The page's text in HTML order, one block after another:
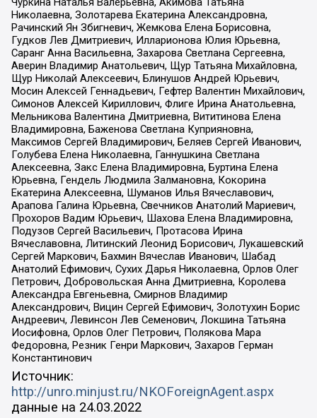
Николаевна, Золотарева Екатерина Александровна,
Рачинский Ян Збигневич, Жемкова Елена Борисовна,
Гудков Лев Дмитриевич, Илларионова Юлия Юрьевна,
Саранг Анна Васильевна, Захарова Светлана Сергеевна,
Аверин Владимир Анатольевич, Щур Татьяна Михайловна,
Щур Николай Алексеевич, Блинушов Андрей Юрьевич,
Мосин Алексей Геннадьевич, Гефтер Валентин Михайлович,
Симонов Алексей Кириллович, Флиге Ирина Анатольевна,
Мельникова Валентина Дмитриевна, Вититинова Елена
Владимировна, Баженова Светлана Куприяновна,
Максимов Сергей Владимирович, Беляев Сергей Иванович,
Голубева Елена Николаевна, Ганнушкина Светлана
Алексеевна, Закс Елена Владимировна, Буртина Елена
Юрьевна, Гендель Людмила Залмановна, Кокорина
Екатерина Алексеевна, Шуманов Илья Вячеславович,
Арапова Галина Юрьевна, Свечников Анатолий Мариевич,
Прохоров Вадим Юрьевич, Шахова Елена Владимировна,
Подузов Сергей Васильевич, Протасова Ирина
Вячеславовна, Литинский Леонид Борисович, Лукашевский
Сергей Маркович, Бахмин Вячеслав Иванович, Шабад
Анатолий Ефимович, Сухих Дарья Николаевна, Орлов Олег
Петрович, Добровольская Анна Дмитриевна, Королева
Александра Евгеньевна, Смирнов Владимир
Александрович, Вицин Сергей Ефимович, Золотухин Борис
Андреевич, Левинсон Лев Семенович, Локшина Татьяна
Иосифовна, Орлов Олег Петрович, Полякова Мара
Федоровна, Резник Генри Маркович, Захаров Герман
Константинович
Источник:
http://unro.minjust.ru/NKOForeignAgent.aspx
данные на 24.03.2022